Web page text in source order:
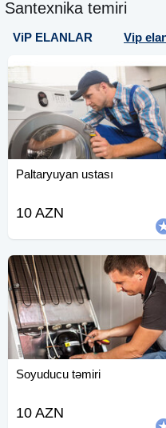
Santexnika temiri
ViP ELANLAR Vip
Paltaryuyan ustası
10 AZN
Soyuducu təmiri
10 AZN